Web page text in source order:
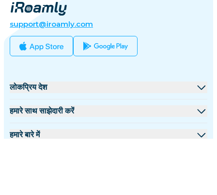
support@iroamly.com
लोकप्रिय देश
संयुक्त राज्य
हमारे साथ साझेदारी करें
थोक मंच
हमारे बारे में